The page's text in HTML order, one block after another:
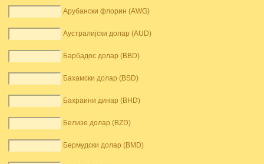
Арубански флорин (AWG)
Аустралијски долар (AUD)
Барбадос долар (BBD)
Бахамски долар (BSD)
Бахраини динар (BHD)
Белизе долар (BZD)
Бермудски долар (BMD)